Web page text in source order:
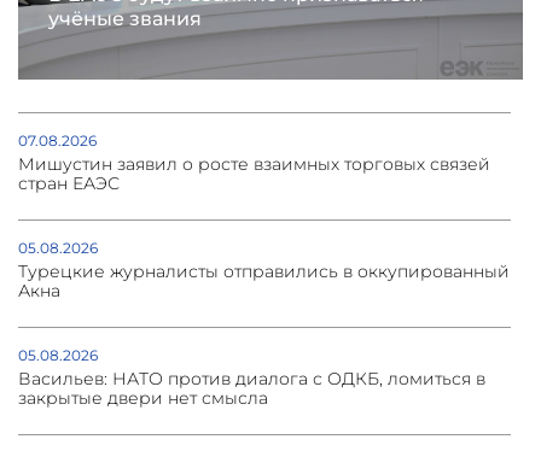
учёные звания
07.08.2026
Мишустин заявил о росте взаимных торговых связей
стран ЕАЭС
05.08.2026
Турецкие журналисты отправились в оккупированный
Акна
05.08.2026
Васильев: НАТО против диалога с ОДКБ, ломиться в
закрытые двери нет смысла